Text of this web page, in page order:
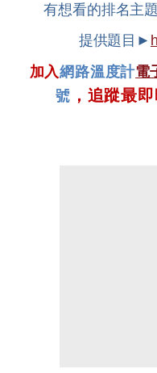
有想看的排名主
提供題目►
加入網路溫度計電
號 ，追蹤最